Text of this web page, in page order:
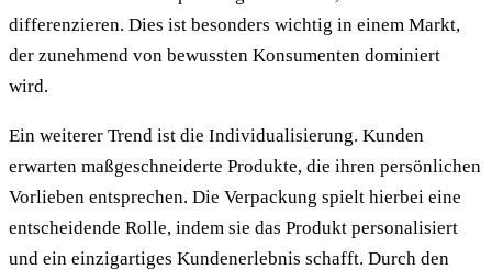
differenzieren. Dies ist besonders wichtig in einem Markt,
der zunehmend von bewussten Konsumenten dominiert
wird.
Ein weiterer Trend ist die Individualisierung. Kunden
erwarten maßgeschneiderte Produkte, die ihren persönlichen
Vorlieben entsprechen. Die Verpackung spielt hierbei eine
entscheidende Rolle, indem sie das Produkt personalisiert
und ein einzigartiges Kundenerlebnis schafft. Durch den